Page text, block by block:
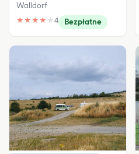
Walldorf
★ ★ ★ ★ ★ 4 Bezpłatne